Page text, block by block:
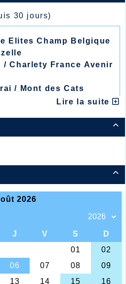
30 jours)
Elites Champ Belgique
/ Charlety France Avenir
/ Mont des Cats
/ Meeting Abeilles /Lire la suite


Courtrai
gros Meeting organisé
à domicile qui fut un
et populaire, et
1er
Meeting des
2022 des Hauts de